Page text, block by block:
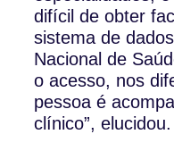
difícil de obter
sistema de
Nacional de
o acesso, nos
pessoa é
clínico”, elucidou.